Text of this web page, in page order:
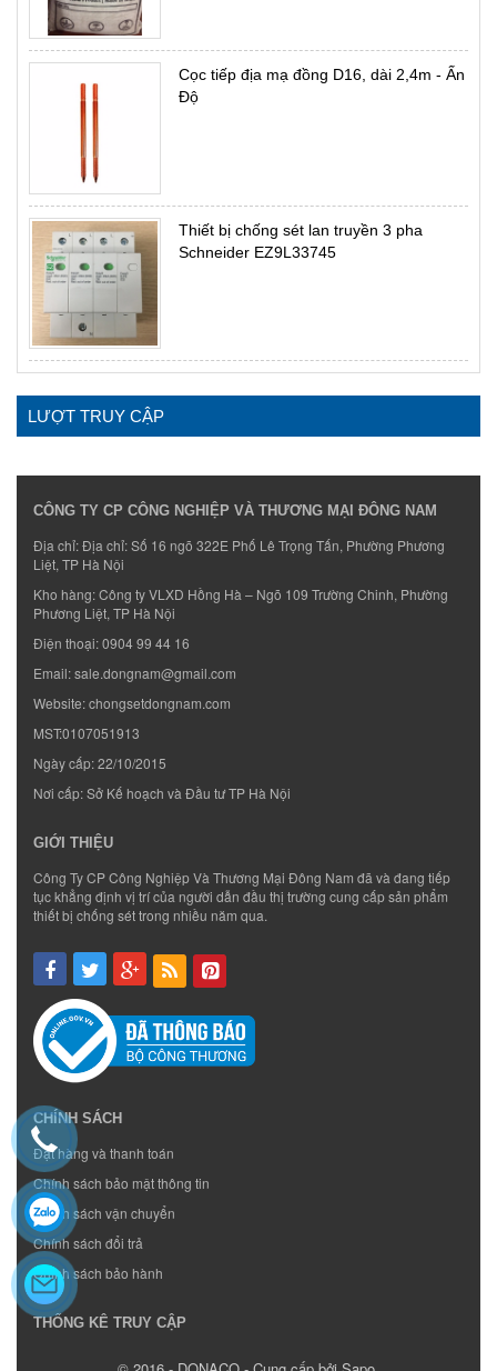
Cọc tiếp địa mạ đồng D16, dài 2,4m - Ấn
Độ
Thiết bị chống sét lan truyền 3 pha
Schneider EZ9L33745
LƯỢT TRUY CẬP
CÔNG TY CP CÔNG NGHIỆP VÀ THƯƠNG MẠI ĐÔNG NAM
Địa chỉ: Địa chỉ: Số 16 ngõ 322E Phố Lê Trọng Tấn, Phường Phương
Liệt, TP Hà Nội
Kho hàng: Công ty VLXD Hồng Hà – Ngõ 109 Trường Chinh, Phường
Phương Liệt, TP Hà Nội
Điện thoại:0904 99 44 16
Email:sale.dongnam@gmail.com
Website:chongsetdongnam.com
MST:0107051913
Ngày cấp: 22/10/2015
Nơi cấp: Sở Kế hoạch và Đầu tư TP Hà Nội
GIỚI THIỆU
Công Ty CP Công Nghiệp Và Thương Mại Đông Nam đã và đang tiếp
tục khẳng định vị trí của người dẫn đầu thị trường cung cấp sản phẩm
thiết bị chống sét trong nhiều năm qua.
CHÍNH SÁCH
Đặt hàng và thanh toán
Chính sách bảo mật thông tin
Chính sách vận chuyển
Chính sách đổi trả
Chính sách bảo hành
THỐNG KÊ TRUY CẬP